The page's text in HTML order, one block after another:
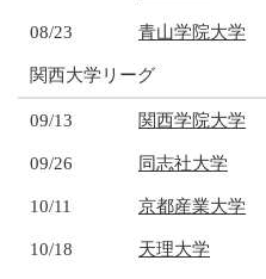
08/23 青山学院大学
関西大学リーグ
09/13 関西学院大学
09/26 同志社大学
10/11 京都産業大学
10/18 天理大学